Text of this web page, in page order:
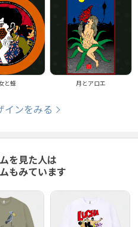
と蜂 月とアロエ
インをみる
を見た人は
もみています